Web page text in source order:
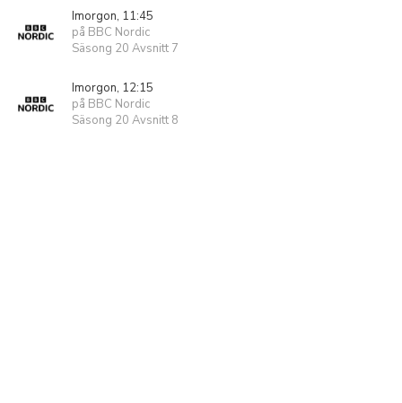
Imorgon, 11:45
på BBC Nordic
Säsong 20 Avsnitt 7
Imorgon, 12:15
på BBC Nordic
Säsong 20 Avsnitt 8